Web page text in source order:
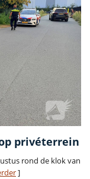
privéterrein
rond de klok van
]